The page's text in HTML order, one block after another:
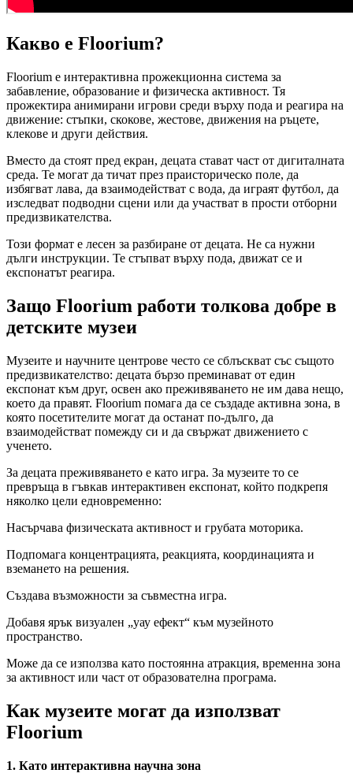
Какво е Floorium?
Floorium е интерактивна прожекционна система за
забавление, образование и физическа активност. Тя
прожектира анимирани игрови среди върху пода и реагира на
движение: стъпки, скокове, жестове, движения на ръцете,
клекове и други действия.
Вместо да стоят пред екран, децата стават част от дигиталната
среда. Те могат да тичат през праисторическо поле, да
избягват лава, да взаимодействат с вода, да играят футбол, да
изследват подводни сцени или да участват в прости отборни
предизвикателства.
Този формат е лесен за разбиране от децата. Не са нужни
дълги инструкции. Те стъпват върху пода, движат се и
експонатът реагира.
Защо Floorium работи толкова добре в
детските музеи
Музеите и научните центрове често се сблъскват със същото
предизвикателство: децата бързо преминават от един
експонат към друг, освен ако преживяването не им дава нещо,
което да правят. Floorium помага да се създаде активна зона, в
която посетителите могат да останат по-дълго, да
взаимодействат помежду си и да свържат движението с
ученето.
За децата преживяването е като игра. За музеите то се
превръща в гъвкав интерактивен експонат, който подкрепя
няколко цели едновременно:
Насърчава физическата активност и грубата моторика.
Подпомага концентрацията, реакцията, координацията и
вземането на решения.
Създава възможности за съвместна игра.
Добавя ярък визуален „уау ефект“ към музейното
пространство.
Може да се използва като постоянна атракция, временна зона
за активност или част от образователна програма.
Как музеите могат да използват
Floorium
1. Като интерактивна научна зона